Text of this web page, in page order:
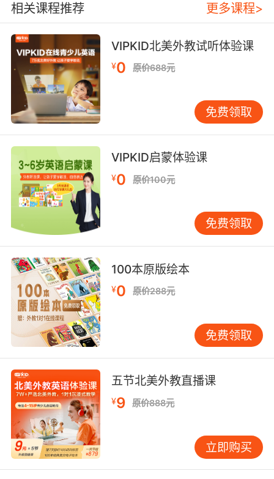
年NT Live与元宇宙平台合作的《悲惨世界》VR
版，观众可“坐”入剧场不同席位，甚至跟随角色
视角漫游巴黎街巷。VIPKID教研团队将该版本用
于空间方位词汇教学，学员对“on the stage left”
等术语的掌握率提升至92%。更值得关注的是AI
作曲技术的突破，《Girl From The North
Country》团队利用算法生成和声，人类创作者
专注歌词文学性，这种分工模式使音乐剧制作周
期缩短30%。
流媒体时代催生了“第二屏”观剧文化。Netflix推
出的《The Prom》设置实时弹幕翻译功能，观众
可点击歌词获取双语注释。VIPKID借鉴此模式开
发互动课件，在《玛蒂尔达》选段教学中嵌入歌
词填空游戏，学员正确率较传统教学提高65%。
值得关注的是，47%的学员表示通过多屏互动更
能关注演员的微表情与肢体语言，这对理解讽
刺、隐喻等修辞至关重要。
三、经典复刻与文化转译
老剧新编正成为行业风潮。2023年《奥利安斯》
重启版保留原版电子摇滚配乐，将故事迁移至赛
场景。这种“时空折叠”式改编既保留经典旋律，
又注入现代科技美学。VIPKID教师发现，学员对
改编版《Seasons of Love》中“二维码雨”视觉元
素的讨论热度，远超原剧的爱情主题，显示出青
少年对科技符号的敏感度。
跨文化转译能力成为创作新标杆。韩国版《摇滚
相关课程推荐 更多课程>
VIPKID北美外教试听体验课
¥0 原价688元
免费领取
VIPKID启蒙体验课
¥0 原价100元
免费领取
100本原版绘本
¥0 原价288元
免费领取
五节北美外教直播课
¥9 原价888元
立即购买